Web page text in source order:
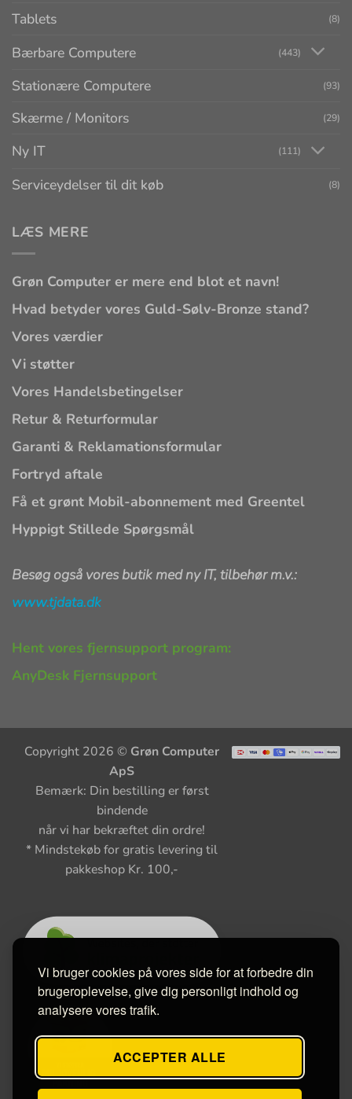
Vi bruger cookies på vores side for at forbedre din
brugeroplevelse, give dig personligt indhold og
analysere vores trafik.
ACCEPTER ALLE
Tablets (8)
Bærbare Computere (443)
Stationære Computere (93)
Skærme / Monitors (29)
Ny IT (111)
Serviceydelser til dit køb (8)
LÆS MERE
Grøn Computer er mere end blot et navn!
Hvad betyder vores Guld-Sølv-Bronze stand?
Vores værdier
Vi støtter
Vores Handelsbetingelser
Retur & Returformular
Garanti & Reklamationsformular
Fortryd aftale
Få et grønt Mobil-abonnement med Greentel
Hyppigt Stillede Spørgsmål
Besøg også vores butik med ny IT, tilbehør m.v.:
www.tjdata.dk
Hent vores fjernsupport program:
AnyDesk Fjernsupport
Copyright 2026 © Grøn Computer
ApS
Bemærk: Din bestilling er først
bindende
når vi har bekræftet din ordre!
* Mindstekøb for gratis levering til
pakkeshop Kr. 100,-